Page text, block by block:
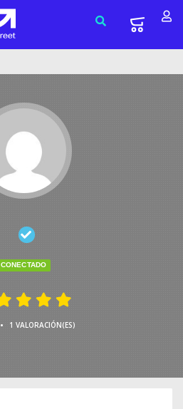
CONECTADO
• 1 VALORACIÓN(ES)